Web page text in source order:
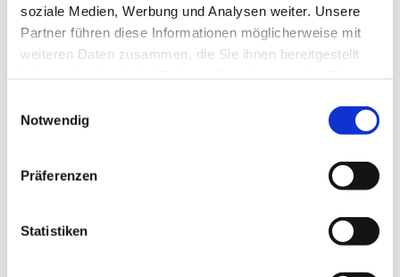
soziale Medien, Werbung und Analysen weiter. Unsere
Partner führen diese Informationen möglicherweise mit
weiteren Daten zusammen, die Sie ihnen bereitgestellt
Notwendig
Präferenzen
Statistiken